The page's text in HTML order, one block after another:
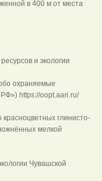
в 400 м от места
и экологии
охраняемые
https://oopt.aari.ru/
глинисто-
мелкой
Чувашской